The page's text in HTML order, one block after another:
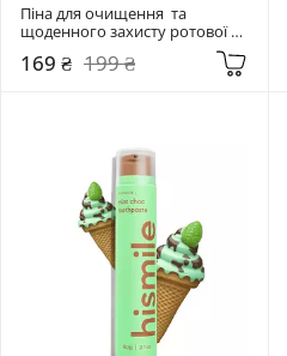
Піна для очищення  та
щоденного захисту ротової
порожнини Medosan 80 мл
Oral Balance
169 ₴ 199 ₴